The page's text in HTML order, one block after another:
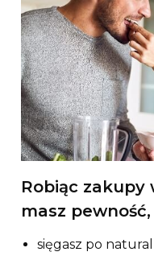
Robiąc zakupy
masz pewność,
sięgasz po